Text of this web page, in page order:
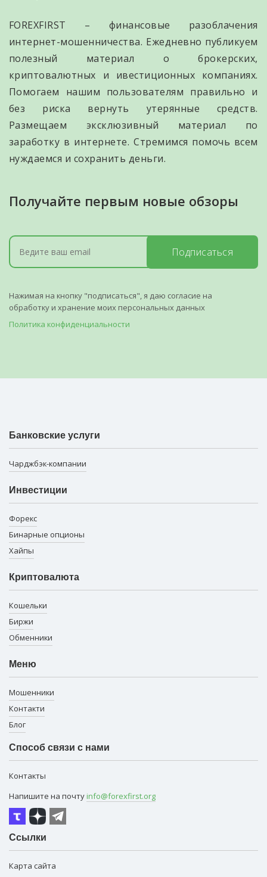
FOREXFIRST – финансовые разоблачения
интернет-мошенничества. Ежедневно публикуем
полезный материал о брокерских,
криптовалютных и ивестиционных компаниях.
Помогаем нашим пользователям правильно и
без риска вернуть утерянные средств.
Размещаем эксклюзивный материал по
заработку в интернете. Стремимся помочь всем
нуждаемся и сохранить деньги.
Получайте первым новые обзоры
Подписаться
Нажимая на кнопку "подписаться", я даю согласие на
обработку и хранение моих персональных данных
Политика конфиденциальности
Банковские услуги
Чарджбэк-компании
Инвестиции
Форекс
Бинарные опционы
Хайпы
Криптовалюта
Кошельки
Биржи
Обменники
Меню
Мошенники
Контакти
Блог
Способ связи с нами
Контакты
Напишите на почту info@forexfirst.org
Ссылки
Карта сайта